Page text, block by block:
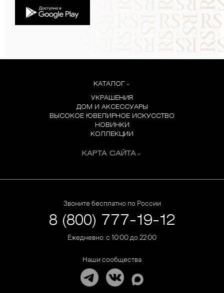
КАТАЛОГ
УКРАШЕНИЯ
ДОМ И АКСЕССУАРЫ
ВЫСОКОЕ ЮВЕЛИРНОЕ ИСКУССТВО
НОВИНКИ
КОЛЛЕКЦИИ
КАРТА САЙТА
Звоните бесплатно по России
8 (800) 777-19-12
Ежедневно: с 10:00 до 22:00
Наши сообщества